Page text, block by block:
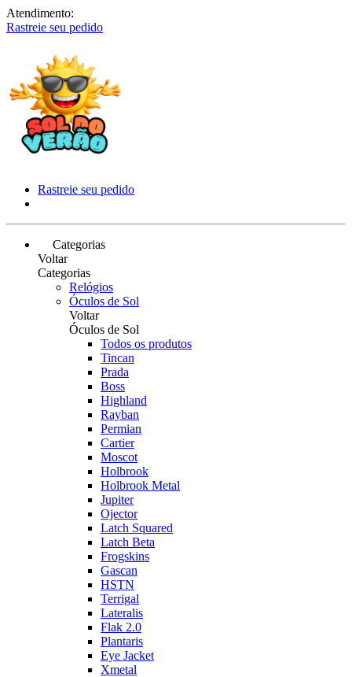
Atendimento:
Rastreie seu pedido
Rastreie seu pedido
Categorias
Voltar
Categorias
Relógios
Óculos de Sol
Voltar
Óculos de Sol
Todos os produtos
Tincan
Prada
Boss
Highland
Rayban
Permian
Cartier
Moscot
Holbrook
Holbrook Metal
Jupiter
Ojector
Latch Squared
Latch Beta
Frogskins
Gascan
HSTN
Terrigal
Lateralis
Flak 2.0
Plantaris
Eye Jacket
Xmetal